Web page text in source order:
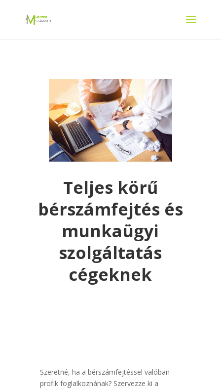
Teljes körű
bérszámfejtés és
munkaügyi
szolgáltatás
cégeknek
Szeretné, ha a bérszámfejtéssel valóban
profik foglalkoznának? Szervezze ki a